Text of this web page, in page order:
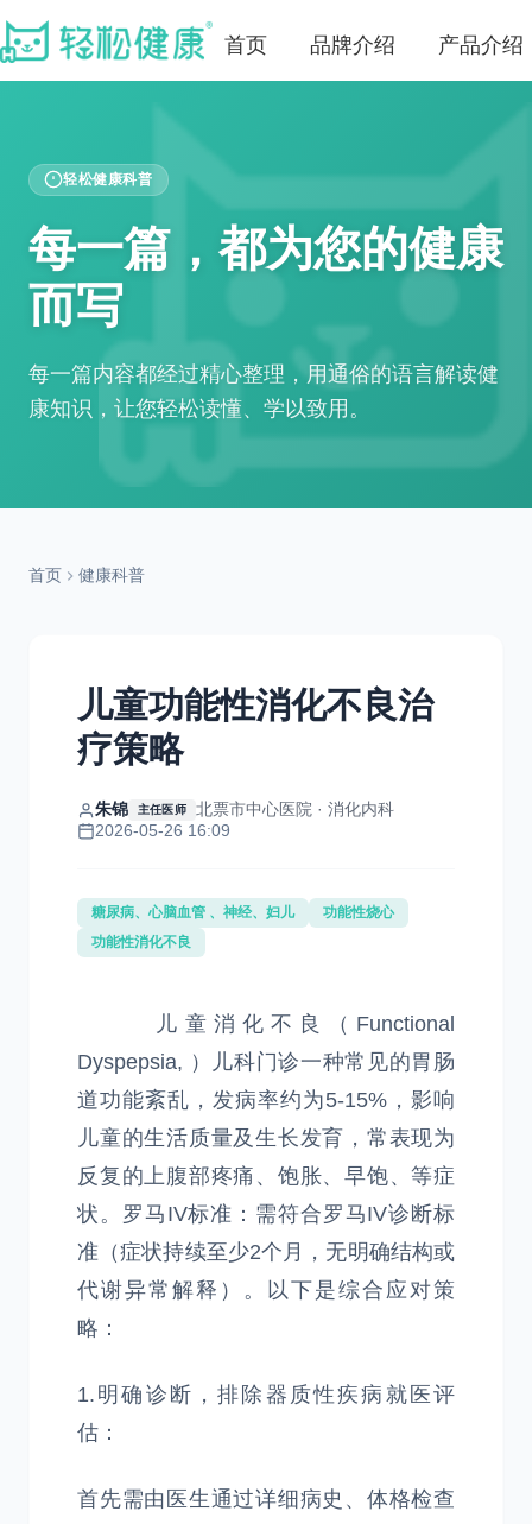
首页 品牌介绍 产品介绍
轻松健康科普
每一篇，都为您的健康
而写
每一篇内容都经过精心整理，用通俗的语言解读健
康知识，让您轻松读懂、学以致用。
首页 健康科普
儿童功能性消化不良治
疗策略
朱锦 主任医师
北票市中心医院 · 消化内科
2026-05-26 16:09
糖尿病、心脑血管 、神经、妇儿
功能性烧心
功能性消化不良
儿童消化不良（Functional
Dyspepsia, ）儿科门诊一种常见的胃肠
道功能紊乱，发病率约为5-15%，影响
儿童的生活质量及生长发育，常表现为
反复的上腹部疼痛、饱胀、早饱、等症
状。罗马IV标准：需符合罗马IV诊断标
准（症状持续至少2个月，无明确结构或
代谢异常解释）。以下是综合应对策
略：
1.明确诊断，排除器质性疾病就医评
估：
首先需由医生通过详细病史、体格检查